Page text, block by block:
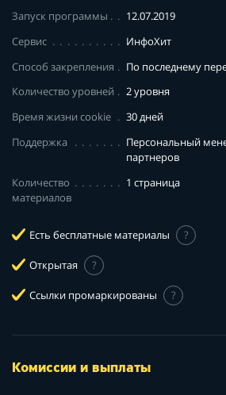
Запуск программы
12.07.2019
Сервис
ИнфоХит
Способ закрепления
По последнему
Количество уровней
2 уровня
Время жизни cookie
30 дней
Поддержка
Персональный
партнеров
Количество
материалов
1 страница
Есть бесплатные материалы ?
Открытая ?
Ссылки промаркированы ?
Комиссии и выплаты